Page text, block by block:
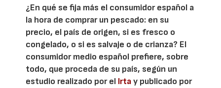
¿En qué se fija más el consumidor español a
la hora de comprar un pescado: en su
precio, el país de origen, si es fresco o
congelado, o si es salvaje o de crianza? El
consumidor medio español prefiere, sobre
todo, que proceda de su país, según un
estudio realizado por el Irtay publicado por